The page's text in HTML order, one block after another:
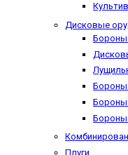
Дисковые
Плуги